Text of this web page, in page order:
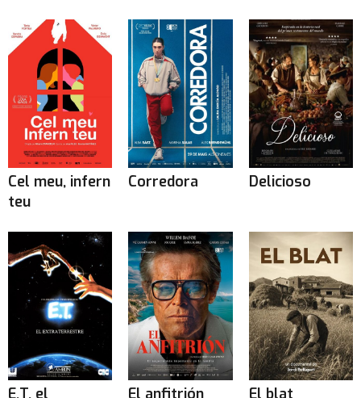
Cel meu, infern
teu
Corredora Delicioso